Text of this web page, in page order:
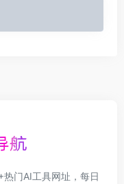
门AI工具网址，每日